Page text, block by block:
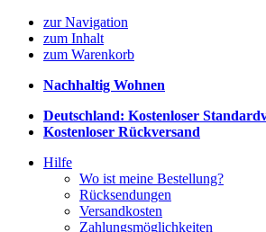
zur Navigation
zum Inhalt
zum Warenkorb
Nachhaltig Wohnen
Deutschland: Kostenloser
Kostenloser Rückversand
Hilfe
Wo ist meine Bestellung?
Rücksendungen
Versandkosten
Zahlungsmöglichkeiten